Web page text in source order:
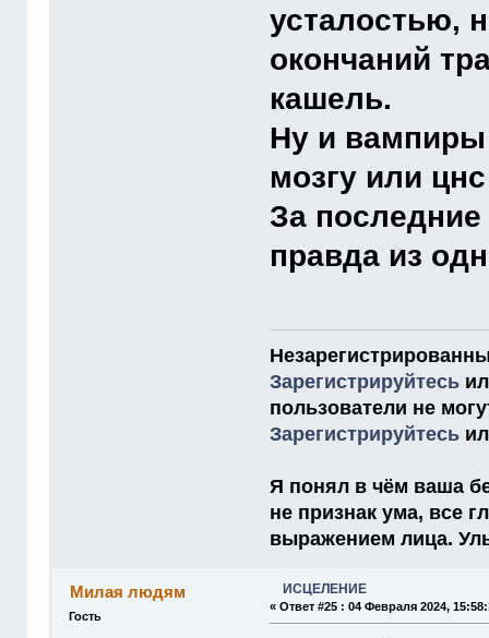
усталостью,
окончаний
кашель.
Ну и вампиры
мозгу или
За
правда из
Зарегистрируйтесь
пользователи не
Зарегистрируйтесь
Я понял в чём ваша
не признак ума, все
выражением лица.
Милая людям
Гость
ИСЦЕЛЕНИЕ
«Ответ #25 : 04 Февраля 2024,